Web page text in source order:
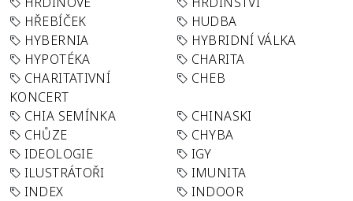
HŘEBÍČEK
HUDBA
HYBERNIA
HYBRIDNÍ VÁLKA
HYPOTÉKA
CHARITA
CHARITATIVNÍ
KONCERT
CHEB
CHIA SEMÍNKA
CHINASKI
CHŮZE
CHYBA
IDEOLOGIE
IGY
ILUSTRÁTOŘI
IMUNITA
INDEX
INDOOR